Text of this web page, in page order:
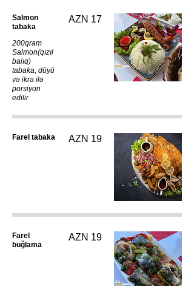
Salmon
tabaka
200qram
Salmon(qızıl
balıq)
tabaka, düyü
və ikra ilə
porsiyon
edilir
AZN 17
Farel tabaka AZN 19
Farel
buğlama
AZN 19